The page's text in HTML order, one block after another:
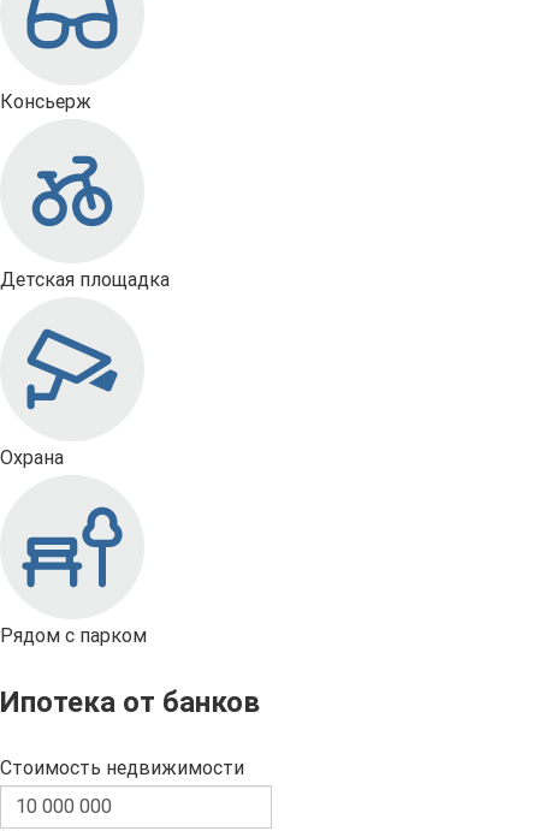
Консьерж
Детская площадка
Охрана
Рядом с парком
Ипотека от банков
Стоимость недвижимости